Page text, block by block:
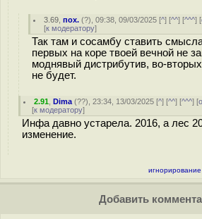
3.69 ,пох. (?), 09:38, 09/03/2025 [^] [^^] [^^^] [
[к модератору]
Так там и сосамбу ставить
первых на коре твоей вечной не
моднявый дистрибутив, во-
не будет.
2.91 ,Dima (??), 23:34, 13/03/2025 [^] [^^] [^^^] [
[к модератору]
Инфа давно устарела. 2016, а лес
изменение.
игнорирование
Добавить